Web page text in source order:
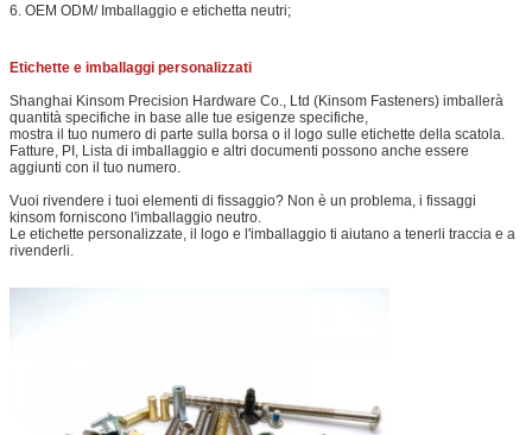
6. OEM ODM/ Imballaggio e etichetta neutri;
Etichette e imballaggi personalizzati
Shanghai Kinsom Precision Hardware Co., Ltd (Kinsom Fasteners) imballerà
quantità specifiche in base alle tue esigenze specifiche,
mostra il tuo numero di parte sulla borsa o il logo sulle etichette della scatola.
Fatture, PI, Lista di imballaggio e altri documenti possono anche essere
aggiunti con il tuo numero.
Vuoi rivendere i tuoi elementi di fissaggio? Non è un problema, i fissaggi
kinsom forniscono l'imballaggio neutro.
Le etichette personalizzate, il logo e l'imballaggio ti aiutano a tenerli traccia e a
rivenderli.